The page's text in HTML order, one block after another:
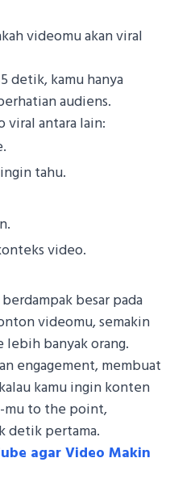
videomu akan viral
detik, kamu hanya
audiens.
viral antara lain:
tahu.
video.
besar pada
videomu, semakin
lebih banyak orang.
engagement, membuat
kamu ingin konten
mu to the point,
detik pertama.
agar Video Makin